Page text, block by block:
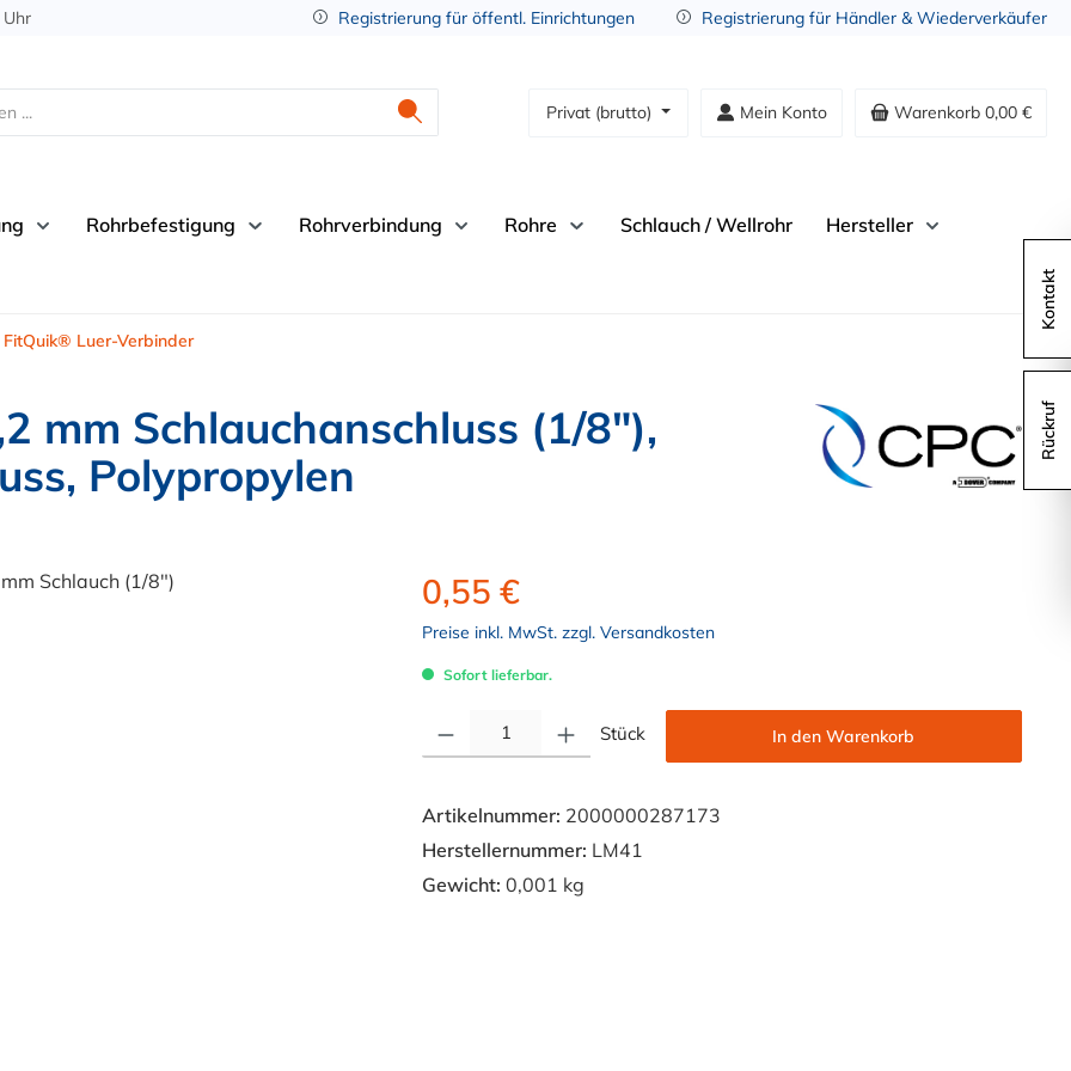
Registrierung für öffentl. Einrichtungen Registrierung für Händler & Wiederverkäufer
Privat (brutto) Mein Konto Warenkorb 0,00 €
Rohrbefestigung Rohrverbindung Rohre Schlauch / Wellrohr Hersteller
FitQuik® Luer-Verbinder
mm Schlauchanschluss (1/8"),
Polypropylen
0,55 €
Preise inkl. MwSt. zzgl. Versandkosten
Sofort lieferbar.
Stück In den Warenkorb
Artikelnummer: 2000000287173
Herstellernummer: LM41
Gewicht: 0,001 kg
Kontakt
Rückruf